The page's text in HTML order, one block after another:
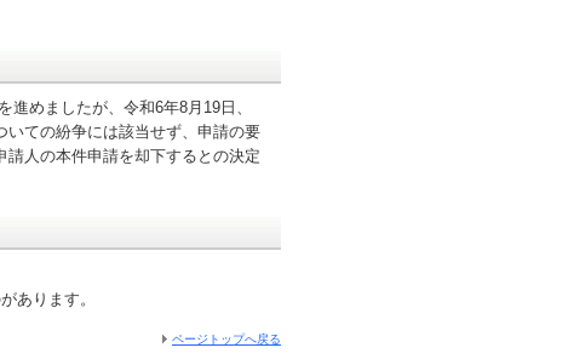
めましたが、令和6年8月19日、
いての紛争には該当せず、申請の要
人の本件申請を却下するとの決定
あります。
ページトップへ戻る